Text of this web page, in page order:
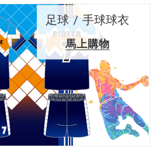
足球 / 手球球衣
馬上購物